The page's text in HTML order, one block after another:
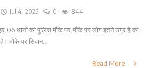
Jul 4, 2025 0 844
थानों की पुलिस मौके पर,मौके पर लोग इतने उग्र हैं की
मौके पर सिवान...
Read More